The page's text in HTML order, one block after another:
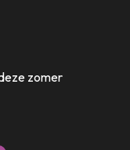
zomer